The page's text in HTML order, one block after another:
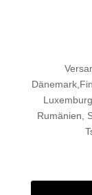
Rumänien,